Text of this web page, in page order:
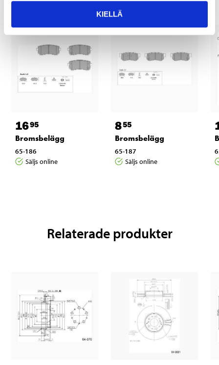
KIELLÄ
1695
Bromsbelägg
65-186
Säljs online
855
Bromsbelägg
65-187
Säljs online
Relaterade produkter